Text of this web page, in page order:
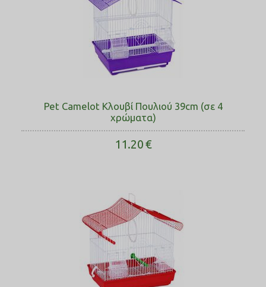
Pet Camelot Κλουβί Πουλιού 39cm (σε 4
χρώματα)
11.20€